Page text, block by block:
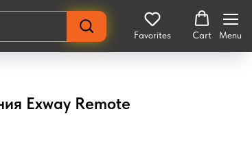
Favorites Cart Menu
Exway Remote